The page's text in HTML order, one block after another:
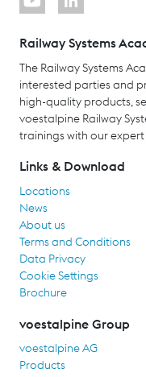
Railway Systems
The Railway Systems
interested parties and
high-quality products,
voestalpine Railway
trainings with our
Links & Download
Locations
News
About us
Terms and Conditions
Data Privacy
Cookie Settings
Brochure
voestalpine Group
voestalpine AG
Products